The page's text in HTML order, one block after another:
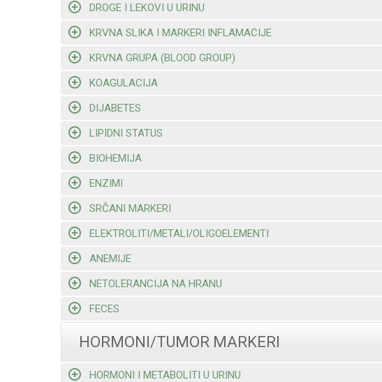
DROGE I LEKOVI U URINU
KRVNA SLIKA I MARKERI INFLAMACIJE
KRVNA GRUPA (BLOOD GROUP)
KOAGULACIJA
DIJABETES
LIPIDNI STATUS
BIOHEMIJA
ENZIMI
SRČANI MARKERI
ELEKTROLITI/METALI/OLIGOELEMENTI
ANEMIJE
NETOLERANCIJA NA HRANU
FECES
HORMONI/TUMOR MARKERI
HORMONI I METABOLITI U URINU